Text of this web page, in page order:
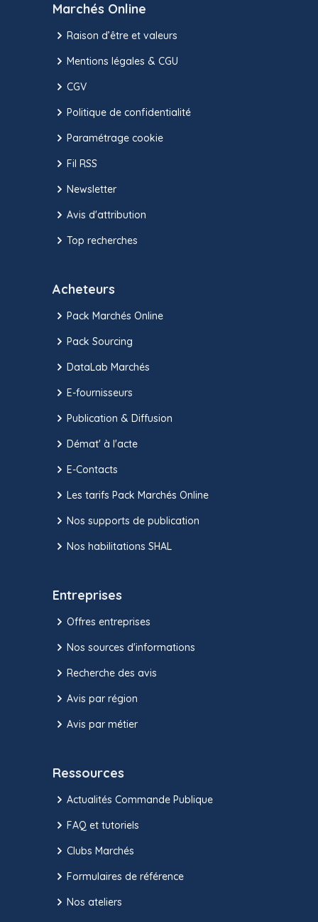
Marchés Online
Raison d’être et valeurs
Mentions légales & CGU
CGV
Politique de confidentialité
Paramétrage cookie
Fil RSS
Newsletter
Avis d'attribution
Top recherches
Acheteurs
Pack Marchés Online
Pack Sourcing
DataLab Marchés
E-fournisseurs
Publication & Diffusion
Démat' à l'acte
E-Contacts
Les tarifs Pack Marchés Online
Nos supports de publication
Nos habilitations SHAL
Entreprises
Offres entreprises
Nos sources d'informations
Recherche des avis
Avis par région
Avis par métier
Ressources
Actualités Commande Publique
FAQ et tutoriels
Clubs Marchés
Formulaires de référence
Nos ateliers